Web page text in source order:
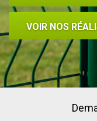
VOIR NOS